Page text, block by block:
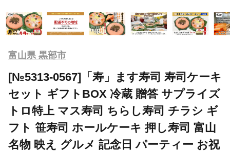
富山県 黒部市
[№5313-0567]「寿」ます寿司 寿司ケーキ
セット ギフトBOX 冷蔵 贈答 サプライズ
トロ特上 マス寿司 ちらし寿司 チラシ ギ
フト 笹寿司 ホールケーキ 押し寿司 富山
名物 映え グルメ 記念日 パーティー お祝